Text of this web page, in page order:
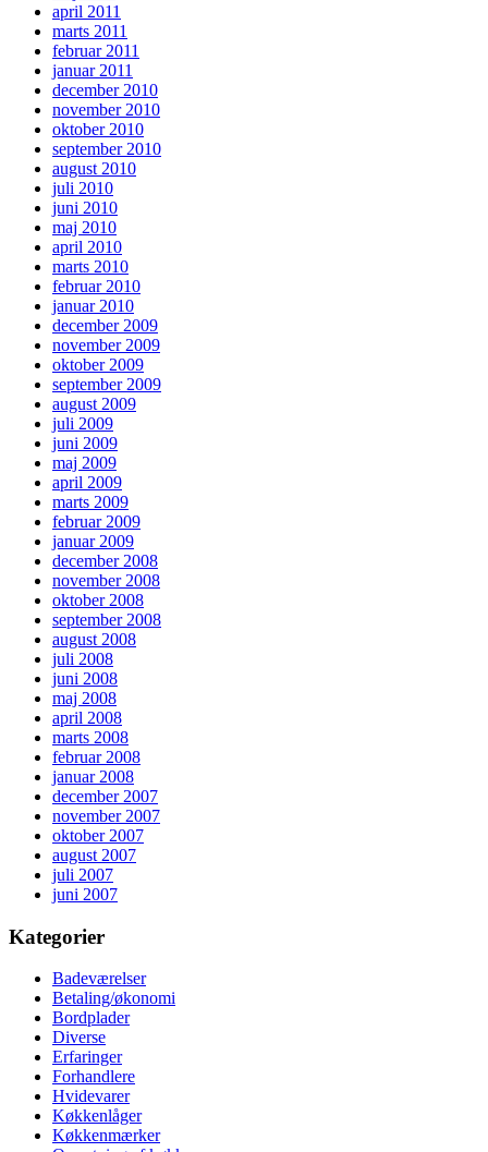
april 2011
marts 2011
februar 2011
januar 2011
december 2010
november 2010
oktober 2010
september 2010
august 2010
juli 2010
juni 2010
maj 2010
april 2010
marts 2010
februar 2010
januar 2010
december 2009
november 2009
oktober 2009
september 2009
august 2009
juli 2009
juni 2009
maj 2009
april 2009
marts 2009
februar 2009
januar 2009
december 2008
november 2008
oktober 2008
september 2008
august 2008
juli 2008
juni 2008
maj 2008
april 2008
marts 2008
februar 2008
januar 2008
december 2007
november 2007
oktober 2007
august 2007
juli 2007
juni 2007
Kategorier
Badeværelser
Betaling/økonomi
Bordplader
Diverse
Erfaringer
Forhandlere
Hvidevarer
Køkkenlåger
Køkkenmærker